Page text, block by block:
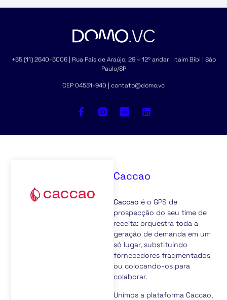
+55 (11) 2640-5006 | Rua Pais de Araújo, 29 – 12º andar | Itaim Bibi | São
Paulo/SP
CEP 04531-940 | contato@domo.vc
Caccao
Caccao é o GPS de
prospecção do seu time de
receita: orquestra toda a
geração de demanda em um
só lugar, substituindo
fornecedores fragmentados
ou colocando-os para
colaborar.
Unimos a plataforma Caccao,